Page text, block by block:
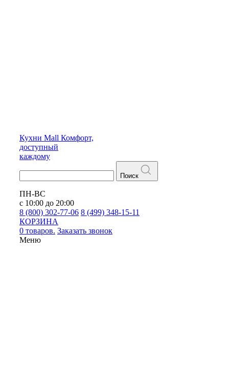
Кухни Mall Комфорт,
доступный
каждому
Поиск
ПН-ВС
с 10:00 до 20:00
8 (800) 302-77-06 8 (499) 348-15-11
КОРЗИНА
0 товаров. Заказать звонок
Меню